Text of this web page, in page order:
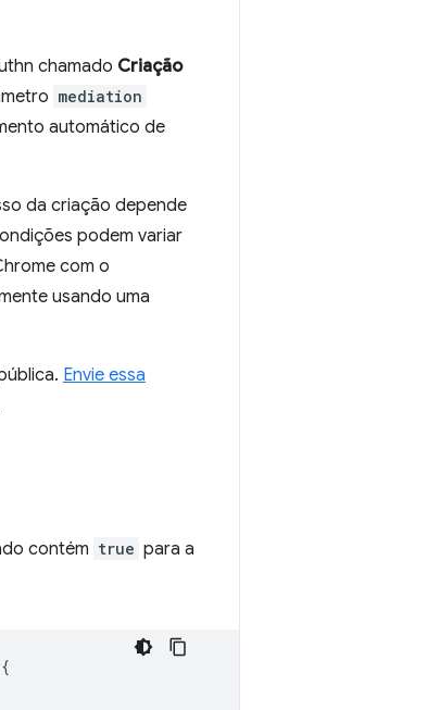
chamado Criação
mediation
automático de
da criação depende
podem variar
com o
usando uma
Envie essa
contém true para a
{